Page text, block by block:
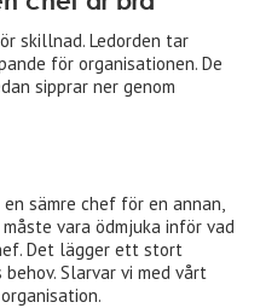
skillnad. Ledorden tar
för organisationen. De
sipprar ner genom
sämre chef för en annan,
vara ödmjuka inför vad
Det lägger ett stort
Slarvar vi med vårt